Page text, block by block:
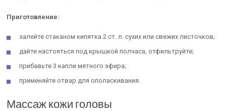
Приготовление:
залейте стаканом кипятка 2 ст. л. сухих или свежих листочков;
дайте настояться под крышкой полчаса, отфильтруйте;
прибавьте 3 капли мятного эфира;
применяйте отвар для ополаскивания.
Массаж кожи головы